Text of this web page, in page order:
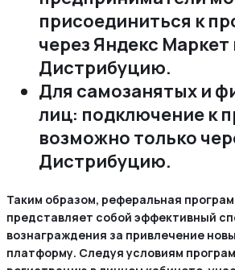
присоединиться к
через Яндекс Маркет
Дистрибуцию.
Для самозанятых и
лиц: подключение к
возможно только
Дистрибуцию.
Таким образом, реферальная
представляет собой эффективный
вознаграждения за привлечение
платформу. Следуя условиям